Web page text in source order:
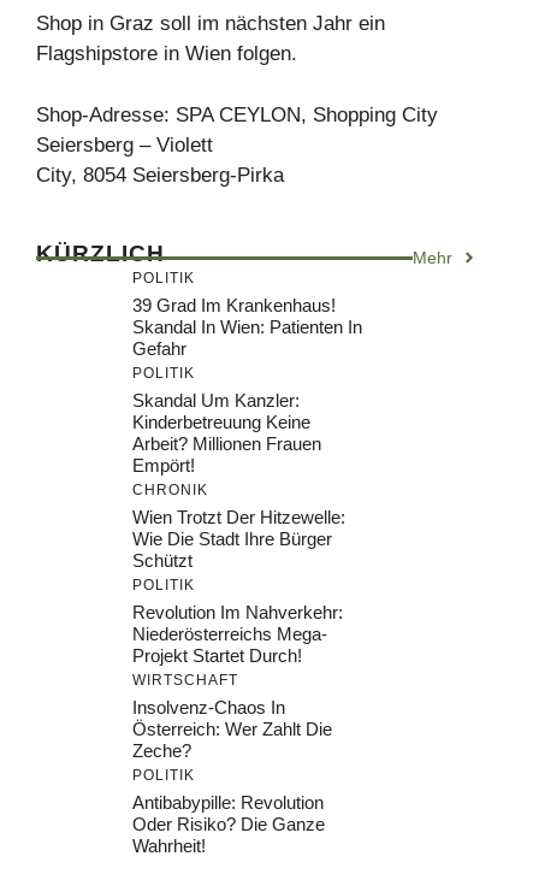
Shop in Graz soll im nächsten Jahr ein
Flagshipstore in Wien folgen.
Shop-Adresse: SPA CEYLON, Shopping City
Seiersberg – Violett
City, 8054 Seiersberg-Pirka
KÜRZLICH Mehr
POLITIK
39 Grad Im Krankenhaus!
Skandal In Wien: Patienten In
Gefahr
POLITIK
Skandal Um Kanzler:
Kinderbetreuung Keine
Arbeit? Millionen Frauen
Empört!
CHRONIK
Wien Trotzt Der Hitzewelle:
Wie Die Stadt Ihre Bürger
Schützt
POLITIK
Revolution Im Nahverkehr:
Niederösterreichs Mega-
Projekt Startet Durch!
WIRTSCHAFT
Insolvenz-Chaos In
Österreich: Wer Zahlt Die
Zeche?
POLITIK
Antibabypille: Revolution
Oder Risiko? Die Ganze
Wahrheit!